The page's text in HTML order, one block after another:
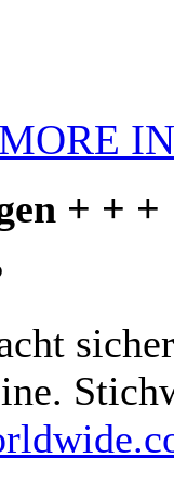
MORE
+ + +